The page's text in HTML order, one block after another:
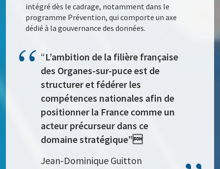
intégré dès le cadrage, notamment dans le
programme Prévention, qui comporte un axe
dédié à la gouvernance des données.
“L’ambition de la filière française
des Organes-sur-puce est de
structurer et fédérer les
compétences nationales afin de
positionner la France comme un
acteur précurseur dans ce
domaine stratégique”
Jean-Dominique Guitton